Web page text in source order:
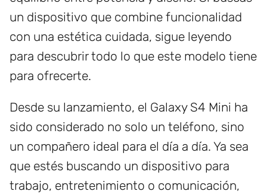
un dispositivo que combine funcionalidad
con una estética cuidada, sigue leyendo
para descubrir todo lo que este modelo tiene
para ofrecerte.
Desde su lanzamiento, el Galaxy S4 Mini ha
sido considerado no solo un teléfono, sino
un compañero ideal para el día a día. Ya sea
que estés buscando un dispositivo para
trabajo, entretenimiento o comunicación,